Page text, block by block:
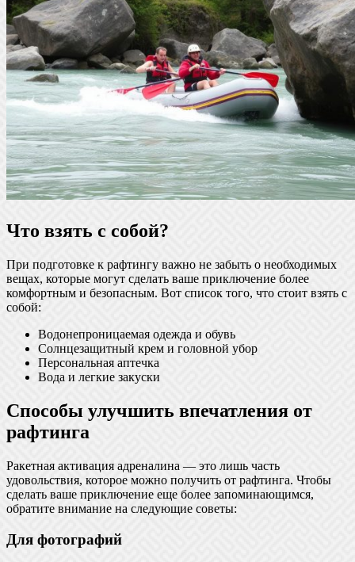
Что взять с собой?
При подготовке к рафтингу важно не забыть о необходимых
вещах, которые могут сделать ваше приключение более
комфортным и безопасным. Вот список того, что стоит взять с
собой:
Водонепроницаемая одежда и обувь
Солнцезащитный крем и головной убор
Персональная аптечка
Вода и легкие закуски
Способы улучшить впечатления от
рафтинга
Ракетная активация адреналина — это лишь часть
удовольствия, которое можно получить от рафтинга. Чтобы
сделать ваше приключение еще более запоминающимся,
обратите внимание на следующие советы:
Для фотографий